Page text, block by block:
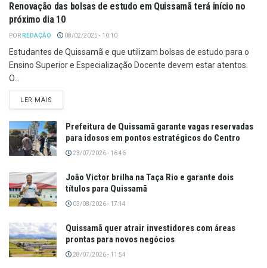
Renovação das bolsas de estudo em Quissamã terá início no
próximo dia 10
POR REDAÇÃO 08/02/2025 - 10:10
Estudantes de Quissamã e que utilizam bolsas de estudo para o
Ensino Superior e Especialização Docente devem estar atentos.
O...
LER MAIS
Prefeitura de Quissamã garante vagas reservadas
para idosos em pontos estratégicos do Centro
23/07/2026 - 16:46
João Victor brilha na Taça Rio e garante dois
títulos para Quissamã
03/08/2026 - 17:14
Quissamã quer atrair investidores com áreas
prontas para novos negócios
28/07/2026 - 11:54